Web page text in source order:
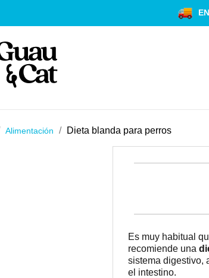
Alimentación Dieta blanda para perros
Es muy habitual
recomiende una
sistema digestivo,
el intestino.